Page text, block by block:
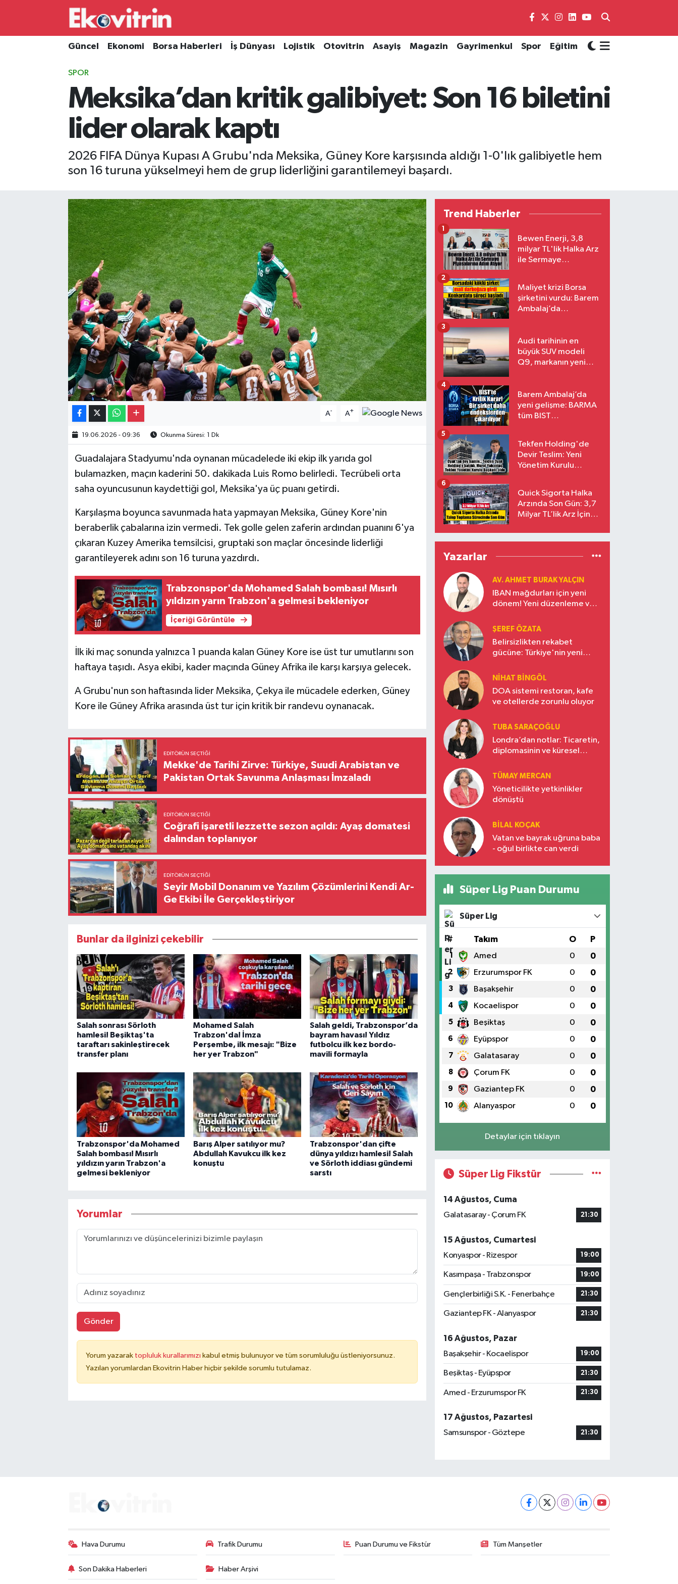
Güncel Ekonomi Borsa Haberleri İş Dünyası Lojistik Otovitrin Asayiş Magazin Gayrimenkul Spor Eğitim
SPOR
Meksika’dan kritik galibiyet: Son 16 biletini
lider olarak kaptı
2026 FIFA Dünya Kupası A Grubu'nda Meksika, Güney Kore karşısında aldığı 1-0'lık galibiyetle hem
son 16 turuna yükselmeyi hem de grup liderliğini garantilemeyi başardı.
A- A+
19.06.2026 - 09:36 Okunma Süresi: 1 Dk
Guadalajara Stadyumu'nda oynanan mücadelede iki ekip ilk yarıda gol
bulamazken, maçın kaderini 50. dakikada Luis Romo belirledi. Tecrübeli orta
saha oyuncusunun kaydettiği gol, Meksika'ya üç puanı getirdi.
Karşılaşma boyunca savunmada hata yapmayan Meksika, Güney Kore'nin
beraberlik çabalarına izin vermedi. Tek golle gelen zaferin ardından puanını 6'ya
çıkaran Kuzey Amerika temsilcisi, gruptaki son maçlar öncesinde liderliği
garantileyerek adını son 16 turuna yazdırdı.
Trabzonspor'da Mohamed Salah bombası! Mısırlı
yıldızın yarın Trabzon'a gelmesi bekleniyor
İçeriği Görüntüle
İlk iki maç sonunda yalnızca 1 puanda kalan Güney Kore ise üst tur umutlarını son
haftaya taşıdı. Asya ekibi, kader maçında Güney Afrika ile karşı karşıya gelecek.
A Grubu'nun son haftasında lider Meksika, Çekya ile mücadele ederken, Güney
Kore ile Güney Afrika arasında üst tur için kritik bir randevu oynanacak.
EDITÖRÜN SEÇTIĞI
Mekke'de Tarihi Zirve: Türkiye, Suudi Arabistan ve
Pakistan Ortak Savunma Anlaşması İmzaladı
EDITÖRÜN SEÇTIĞI
Coğrafi işaretli lezzette sezon açıldı: Ayaş domatesi
dalından toplanıyor
EDITÖRÜN SEÇTIĞI
Seyir Mobil Donanım ve Yazılım Çözümlerini Kendi Ar-
Ge Ekibi İle Gerçekleştiriyor
Bunlar da ilginizi çekebilir
Salah sonrası Sörloth
hamlesi! Beşiktaş'ta
taraftarı sakinleştirecek
transfer planı
Mohamed Salah
Trabzon'da! İmza
Perşembe, ilk mesajı: "Bize
her yer Trabzon"
Salah geldi, Trabzonspor’da
bayram havası! Yıldız
futbolcu ilk kez bordo-
mavili formayla
Trabzonspor'da Mohamed
Salah bombası! Mısırlı
yıldızın yarın Trabzon'a
gelmesi bekleniyor
Barış Alper satılıyor mu?
Abdullah Kavukcu ilk kez
konuştu
Trabzonspor'dan çifte
dünya yıldızı hamlesi! Salah
ve Sörloth iddiası gündemi
sarstı
Yorumlar
Gönder
Yorum yazarak topluluk kurallarımızı kabul etmiş bulunuyor ve tüm sorumluluğu üstleniyorsunuz.
Yazılan yorumlardan Ekovitrin Haber hiçbir şekilde sorumlu tutulamaz.
Trend Haberler
Bewen Enerji, 3,8
milyar TL'lik Halka Arz
ile Sermaye
1
Maliyet krizi Borsa
şirketini vurdu: Barem
Ambalaj’da
2
Audi tarihinin en
büyük SUV modeli
Q9, markanın yeni
3
Barem Ambalaj’da
yeni gelişme: BARMA
tüm BIST
4
Tekfen Holding'de
Devir Teslim: Yeni
Yönetim Kurulu
5
Quick Sigorta Halka
Arzında Son Gün: 3,7
Milyar TL’lik Arz İçin
Eriyor
6
Yazarlar
AV. AHMET BURAK YALÇIN
IBAN mağdurları için yeni
dönem! Yeni düzenleme ve
ŞEREF ÖZATA
Belirsizlikten rekabet
gücüne: Türkiye'nin yeni
NIHAT BINGÖL
DOA sistemi restoran, kafe
ve otellerde zorunlu oluyor
TUBA SARAÇOĞLU
Londra’dan notlar: Ticaretin,
diplomasinin ve küresel
Türkiye’nin yükselen gücü
TÜMAY MERCAN
Yöneticilikte yetkinlikler
dönüştü
BILAL KOÇAK
Vatan ve bayrak uğruna baba
- oğul birlikte can verdi
Süper Lig Puan Durumu
Süper Lig
# Takım O P
1 Amed 0 0
2 Erzurumspor FK 0 0
3 Başakşehir 0 0
4 Kocaelispor 0 0
5 Beşiktaş 0 0
6 Eyüpspor 0 0
7 Galatasaray 0 0
8 Çorum FK 0 0
9 Gaziantep FK 0 0
10 Alanyaspor 0 0
Detaylar için tıklayın
Süper Lig Fikstür
14 Ağustos, Cuma
Galatasaray - Çorum FK
21:30
15 Ağustos, Cumartesi
Konyaspor - Rizespor
19:00
Kasımpaşa - Trabzonspor 19:00
Gençlerbirliği S.K. - Fenerbahçe 21:30
Gaziantep FK - Alanyaspor 21:30
16 Ağustos, Pazar
Başakşehir - Kocaelispor
19:00
Beşiktaş - Eyüpspor 21:30
Amed - Erzurumspor FK 21:30
17 Ağustos, Pazartesi
Samsunspor - Göztepe
21:30
Hava Durumu Trafik Durumu Puan Durumu ve Fikstür Tüm Manşetler
Son Dakika Haberleri Haber Arşivi
Güncel
Borsa Haberleri
Gayrimenkul
Hava Durumu
Süper Lig Puan Durumu ve Fikstür
Tüm Manşetler
Son Dakika Haberleri
Haber Arşivi